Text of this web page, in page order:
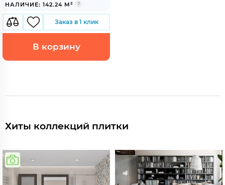
НАЛИЧИЕ: 142.24 М²
Заказ в 1 клик
В корзину
Хиты коллекций плитки